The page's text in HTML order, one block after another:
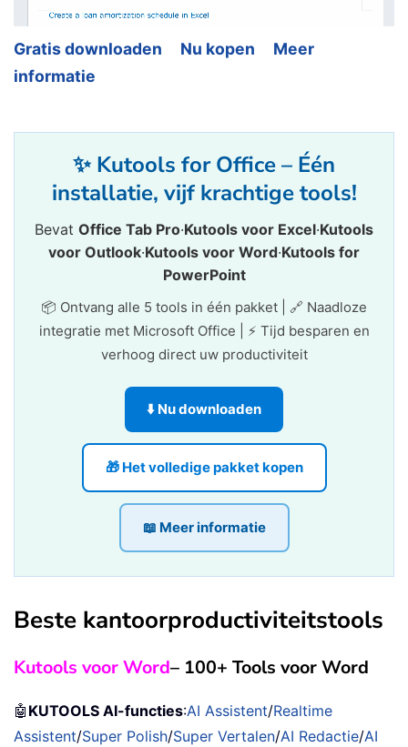
Gratis downloaden Nu kopen
Meer
informatie
✨ Kutools for Office – Één
installatie, vijf krachtige tools!
Bevat Office Tab Pro·Kutools voor Excel·Kutools
voor Outlook·Kutools voor Word·Kutools for
PowerPoint
📦 Ontvang alle 5 tools in één pakket | 🔗 Naadloze
integratie met Microsoft Office | ⚡ Tijd besparen en
verhoog direct uw productiviteit
⬇️ Nu downloaden
🎁 Het volledige pakket kopen
📖 Meer informatie
Beste kantoorproductiviteitstools
Kutools voor Word– 100+ Tools voor Word
🤖 KUTOOLS AI-functies:AI Assistent/Realtime
Assistent/Super Polish/Super Vertalen/AI Redactie/AI